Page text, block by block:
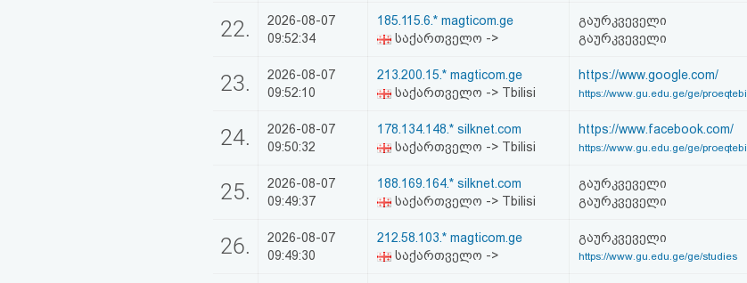
22.
2026-08-07
09:52:34
185.115.6.* magticom.ge
საქართველო ->
გაურკვეველი
გაურკვეველი
23.
2026-08-07
09:52:10
213.200.15.* magticom.ge
საქართველო -> Tbilisi
https://www.google.com/
https://www.gu.edu.ge/ge/proeqtebi
24.
2026-08-07
09:50:32
178.134.148.* silknet.com
საქართველო -> Tbilisi
https://www.facebook.com/
https://www.gu.edu.ge/ge/proeqtebi
25.
2026-08-07
09:49:37
188.169.164.* silknet.com
საქართველო -> Tbilisi
გაურკვეველი
გაურკვეველი
26.
2026-08-07
09:49:30
212.58.103.* magticom.ge
საქართველო ->
გაურკვეველი
https://www.gu.edu.ge/ge/studies